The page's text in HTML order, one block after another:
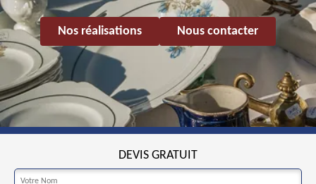
Nos réalisations Nous contacter
DEVIS GRATUIT